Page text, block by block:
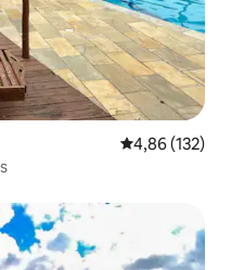
Prosječna
4,86 (132)
„Odabrali gosti”